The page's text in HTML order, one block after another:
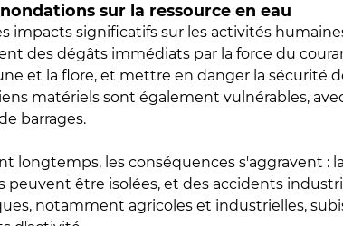
sur la ressource en eau
impacts significatifs sur les activités
des dégâts immédiats par la force du
et la flore, et mettre en danger la sécurité
matériels sont également vulnérables,
barrages.
longtemps, les conséquences s'aggravent :
peuvent être isolées, et des accidents
notamment agricoles et industrielles,